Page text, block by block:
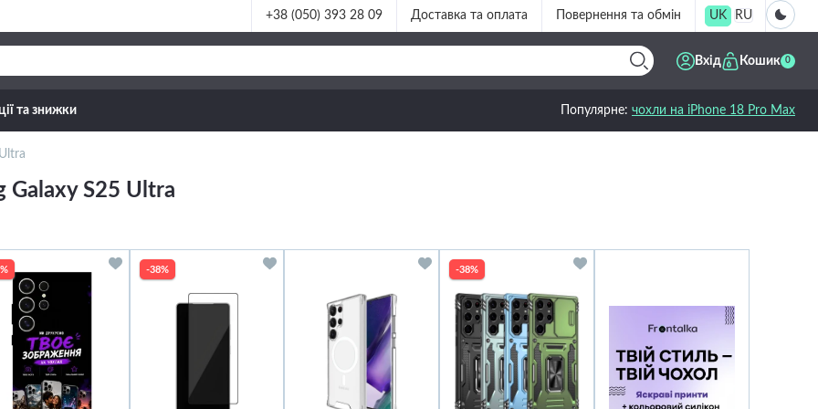
+38 (050) 393 28 09 Доставка та оплата Повернення та обмін UK RU
Вхід Кошик 0
та знижки Популярне: чохли на iPhone 18 Pro Max
Galaxy S25 Ultra
-38% -38%